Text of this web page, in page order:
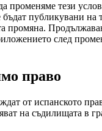
променяме тези
публикувани на
промяна.
след
право
от испанското
на съдилищата в